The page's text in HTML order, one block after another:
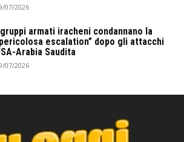
07/2026
armati iracheni condannano la
escalation” dopo gli attacchi
Arabia Saudita
07/2026